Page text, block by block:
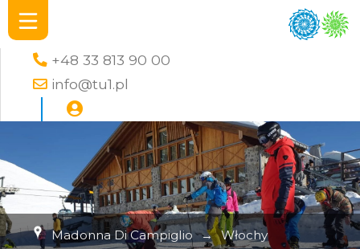
+48 33 813 90 00
info@tu1.pl
Madonna Di Campiglio → Włochy